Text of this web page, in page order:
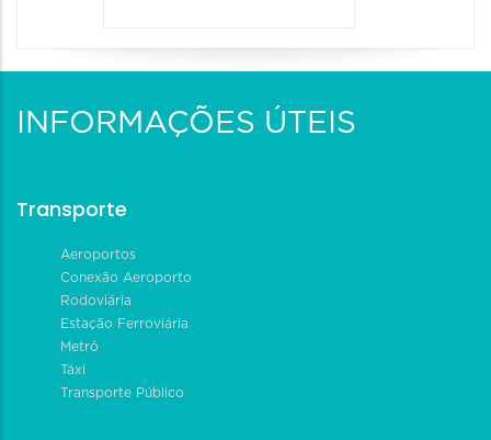
INFORMAÇÕES ÚTEIS
Transporte
Aeroportos
Conexão Aeroporto
Rodoviária
Estação Ferroviária
Metrô
Táxi
Transporte Público